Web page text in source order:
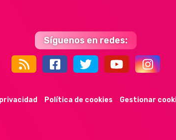
Síguenos en redes:
Política de cookies Gestionar